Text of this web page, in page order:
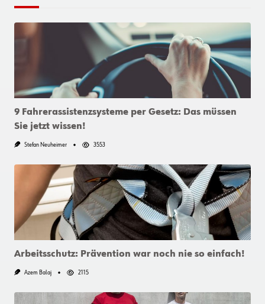
9 Fahrerassistenzsysteme per Gesetz: Das müssen
Sie jetzt wissen!
Stefan Neuheimer 3553
Arbeitsschutz: Prävention war noch nie so einfach!
Azem Balaj 2115